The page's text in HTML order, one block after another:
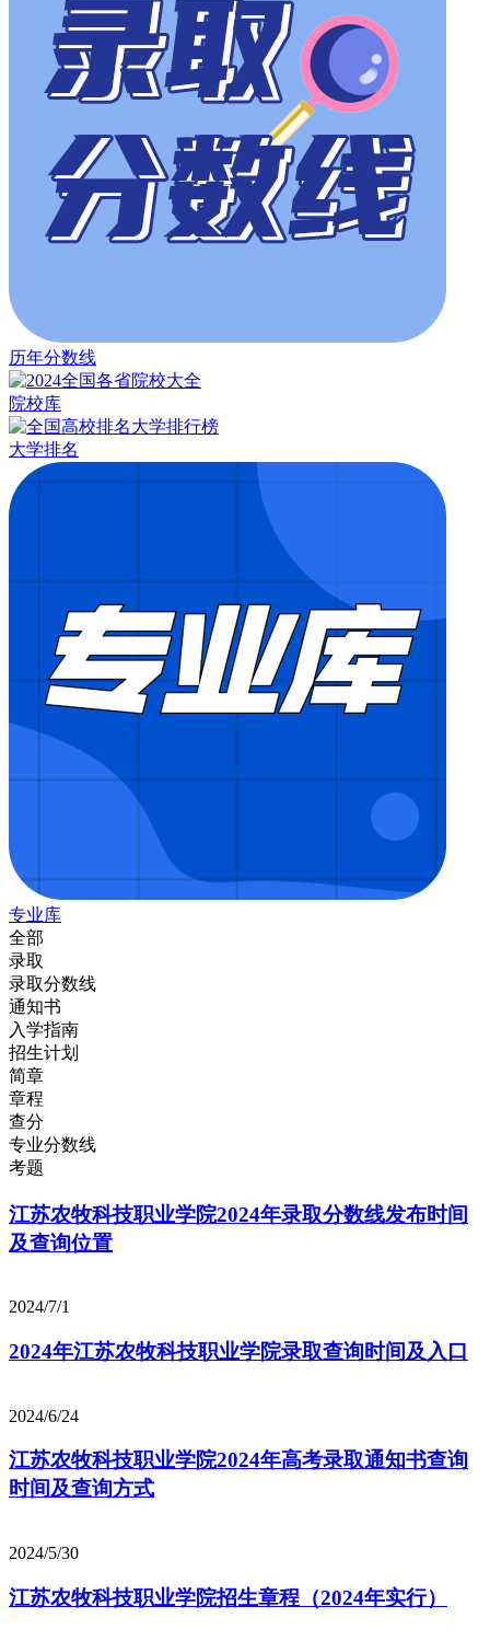
历年分数线
院校库
大学排名
专业库
全部
录取
录取分数线
通知书
入学指南
招生计划
简章
章程
查分
专业分数线
考题
江苏农牧科技职业学院2024年录取分数线发布时间
及查询位置
2024/7/1
2024年江苏农牧科技职业学院录取查询时间及入口
2024/6/24
江苏农牧科技职业学院2024年高考录取通知书查询
时间及查询方式
2024/5/30
江苏农牧科技职业学院招生章程（2024年实行）